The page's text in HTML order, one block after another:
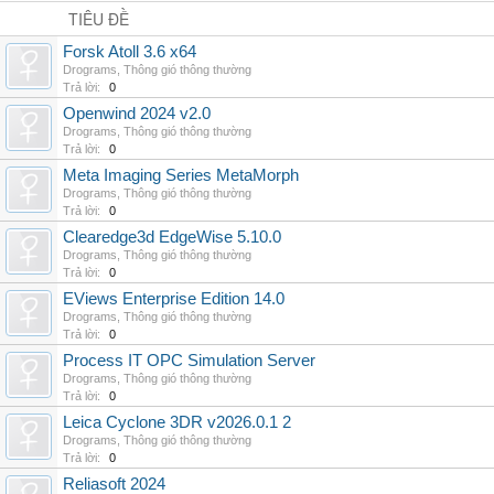
TIÊU ĐỀ
Forsk Atoll 3.6 x64
Drograms Thông gió thông thường
Trả lời:
0
Openwind 2024 v2.0
Drograms Thông gió thông thường
Trả lời:
0
Meta Imaging Series MetaMorph
Drograms Thông gió thông thường
Trả lời:
0
Clearedge3d EdgeWise 5.10.0
Drograms Thông gió thông thường
Trả lời:
0
EViews Enterprise Edition 14.0
Drograms Thông gió thông thường
Trả lời:
0
Process IT OPC Simulation Server
Drograms Thông gió thông thường
Trả lời:
0
Leica Cyclone 3DR v2026.0.1 2
Drograms Thông gió thông thường
Trả lời:
0
Reliasoft 2024